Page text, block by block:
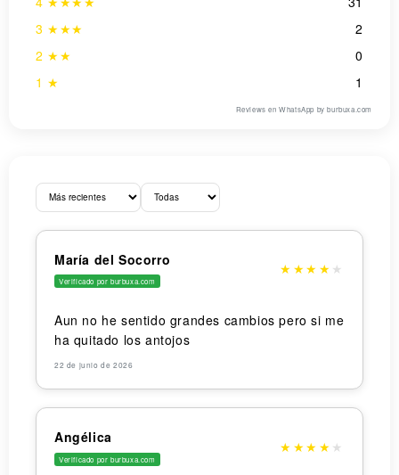
media
3 ★★★
2
2 ★★
0
1 ★
1
Reviews en WhatsApp by burbuxa.com
María del Socorro
Verificado por burbuxa.com
★ ★★ ★ ★
Aun no he sentido grandes cambios pero si me
ha quitado los antojos
22 de junio de 2026
Angélica
Verificado por burbuxa.com
★ ★★ ★ ★